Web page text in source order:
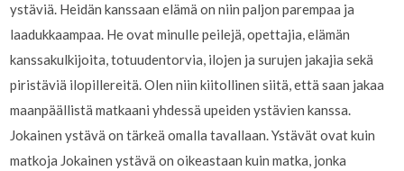
ystäviä. Heidän kanssaan elämä on niin paljon parempaa ja
laadukkaampaa. He ovat minulle peilejä, opettajia, elämän
kanssakulkijoita, totuudentorvia, ilojen ja surujen jakajia sekä
piristäviä ilopillereitä. Olen niin kiitollinen siitä, että saan jakaa
maanpäällistä matkaani yhdessä upeiden ystävien kanssa.
Jokainen ystävä on tärkeä omalla tavallaan. Ystävät ovat kuin
matkoja Jokainen ystävä on oikeastaan kuin matka, jonka